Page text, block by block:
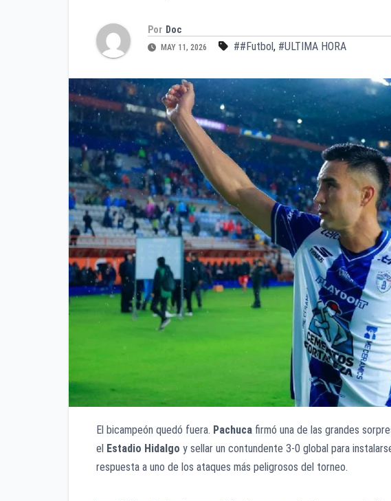
Por Doc
MAY 11, 2026 ##Futbol, #ULTIMA HORA
El bicampeón quedó fuera. Pachuca firmó una de las grandes
el Estadio Hidalgo y sellar un contundente 3-0 global para
respuesta a uno de los ataques más peligrosos del torneo.